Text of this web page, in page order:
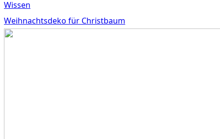
Wissen
Weihnachtsdeko für Christbaum